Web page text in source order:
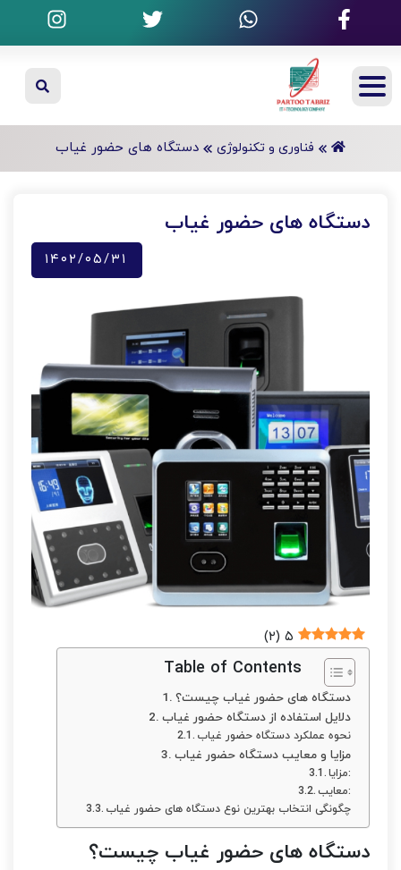
فناوری و تکنولوژی دستگاه های حضور غیاب
دستگاه های حضور غیاب
۱۴۰۲/۰۵/۳۱
۵ (۲)
Table of Contents
دستگاه های حضور غیاب چیست؟
دلایل استفاده از دستگاه حضور غیاب
نحوه عملکرد دستگاه حضور غیاب
مزایا و معایب دستگاه حضور غیاب
مزایا:
معایب:
چگونگی انتخاب بهترین نوع دستگاه های حضور غیاب
دستگاه های حضور غیاب چیست؟